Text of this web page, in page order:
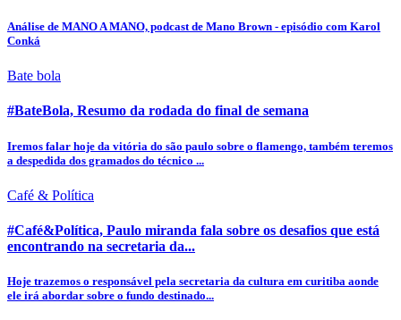
Análise de MANO A MANO, podcast de Mano Brown - episódio com Karol
Conká
Bate bola
#BateBola, Resumo da rodada do final de semana
Iremos falar hoje da vitória do são paulo sobre o flamengo, também teremos
a despedida dos gramados do técnico ...
Café & Política
#Café&Política, Paulo miranda fala sobre os desafios que está
encontrando na secretaria da...
Hoje trazemos o responsável pela secretaria da cultura em curitiba aonde
ele irá abordar sobre o fundo destinado...